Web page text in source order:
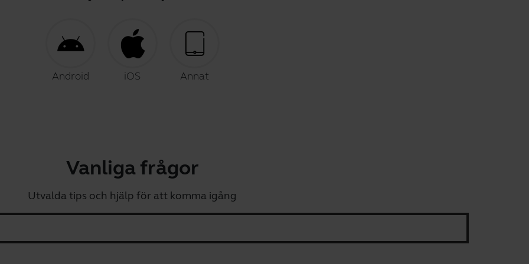
Android iOS Annat
Vanliga frågor
Utvalda tips och hjälp för att komma igång